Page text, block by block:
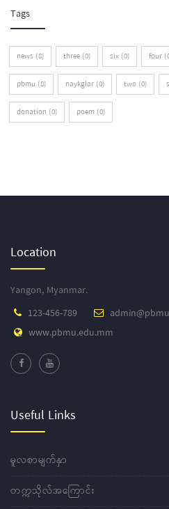
Tags
news (8) three (0) six (0) four
pbmu (8) naykglar (0) two (0)
donation (0) poem (0)
Location
Yangon, Myanmar.
123-456-789
www.pbmu.edu.mm
Useful Links
မူလစာမျက်နှာ
တက္ကသိုလ်အကြောင်း